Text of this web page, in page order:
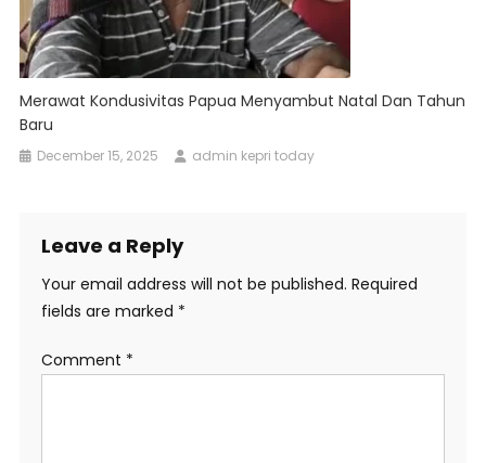
Merawat Kondusivitas Papua Menyambut Natal Dan Tahun
Baru
December 15, 2025 admin kepri today
Leave a Reply
Your email address will not be published. Required
fields are marked *
Comment *